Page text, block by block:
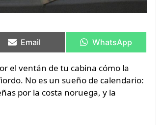
en
Email
en
WhatsApp
el ventán de tu cabina cómo la
No es un sueño de calendario:
por la costa noruega, y la
en
en